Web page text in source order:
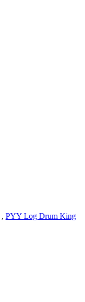
, PYY Log Drum King